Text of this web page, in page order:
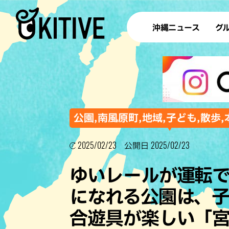
沖縄ニュース グ
ラ
テイ
すし
沖
洋食
ステー
その他
ブッフェ
公園,南風原町,地域,子ども,散歩,
2025/02/23 公開日 2025/02/23
ゆいレールが運転
になれる公園は、
合遊具が楽しい「